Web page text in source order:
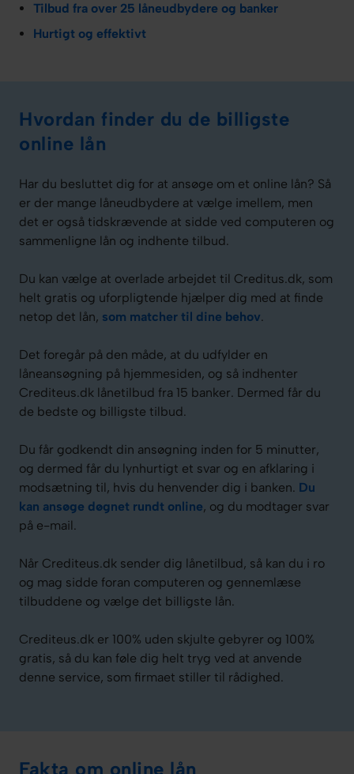
Tilbud fra over 25 låneudbydere og banker
Hurtigt og effektivt
Hvordan finder du de billigste
online lån
Har du besluttet dig for at ansøge om et online lån? Så
er der mange låneudbydere at vælge imellem, men
det er også tidskrævende at sidde ved computeren og
sammenligne lån og indhente tilbud.
Du kan vælge at overlade arbejdet til Creditus.dk, som
helt gratis og uforpligtende hjælper dig med at finde
netop det lån, som matcher til dine behov.
Det foregår på den måde, at du udfylder en
låneansøgning på hjemmesiden, og så indhenter
Crediteus.dk lånetilbud fra 15 banker. Dermed får du
de bedste og billigste tilbud.
Du får godkendt din ansøgning inden for 5 minutter,
og dermed får du lynhurtigt et svar og en afklaring i
modsætning til, hvis du henvender dig i banken. Du
kan ansøge døgnet rundt online, og du modtager svar
på e-mail.
Når Crediteus.dk sender dig lånetilbud, så kan du i ro
og mag sidde foran computeren og gennemlæse
tilbuddene og vælge det billigste lån.
Crediteus.dk er 100% uden skjulte gebyrer og 100%
gratis, så du kan føle dig helt tryg ved at anvende
denne service, som firmaet stiller til rådighed.
Fakta om online lån